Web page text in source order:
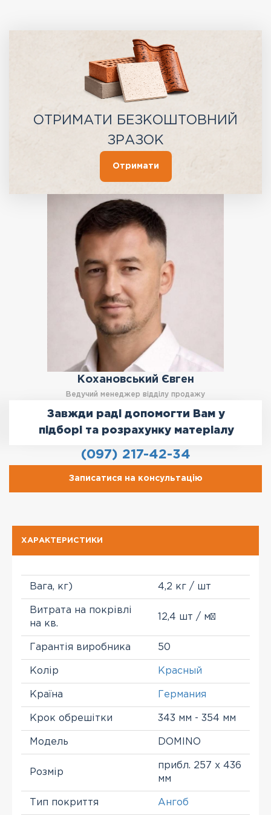
ОТРИМАТИ БЕЗКОШТОВНИЙ
ЗРАЗОК
Отримати
Кохановський Євген
Ведучий менеджер відділу продажу
Завжди раді допомогти Вам у
підборі та розрахунку матеріалу
(097) 217-42-34
Записатися на консультацію
ХАРАКТЕРИСТИКИ
Вага, кг) 4,2 кг / шт
Витрата на покрівлі
на кв.
12,4 шт / м²
Гарантія виробника 50
Колір Красный
Країна Германия
Крок обрешітки 343 мм - 354 мм
Модель DOMINO
Розмір
прибл. 257 х 436
мм
Тип покриття Ангоб